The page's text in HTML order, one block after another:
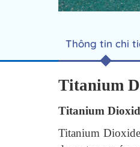
Thông tin chi
Titanium
Titanium
Titanium